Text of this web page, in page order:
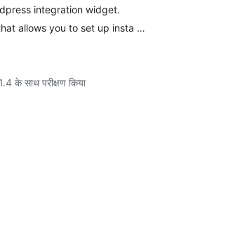
integration widget.
allows you to set up insta …
के साथ परीक्षण किया